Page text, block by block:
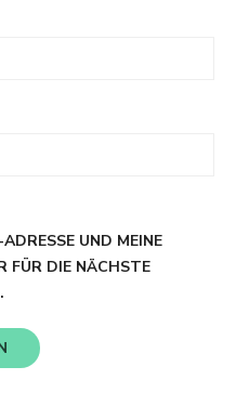
UND MEINE
FÜR DIE NÄCHSTE